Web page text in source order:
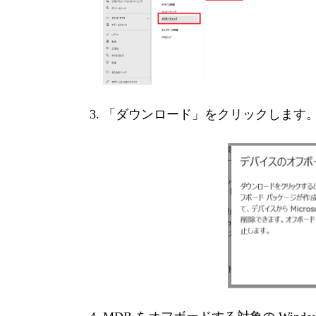
「ダウンロード」をクリックします